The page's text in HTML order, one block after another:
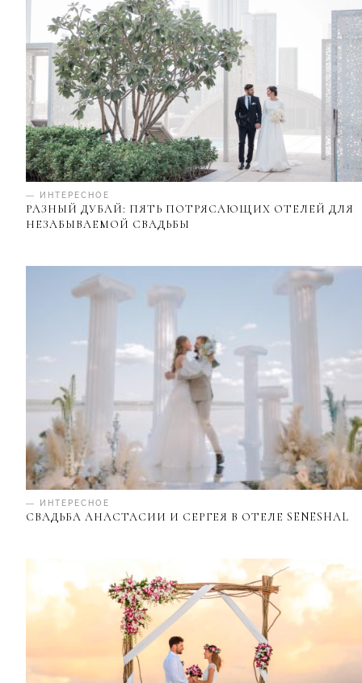
— ИНТЕРЕСНОЕ
РАЗНЫЙ ДУБАЙ: ПЯТЬ ПОТРЯСАЮЩИХ ОТЕЛЕЙ ДЛЯ
НЕЗАБЫВАЕМОЙ СВАДЬБЫ
— ИНТЕРЕСНОЕ
СВАДЬБА АНАСТАСИИ И СЕРГЕЯ В ОТЕЛЕ SENESHAL